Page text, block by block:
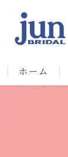
ホーム